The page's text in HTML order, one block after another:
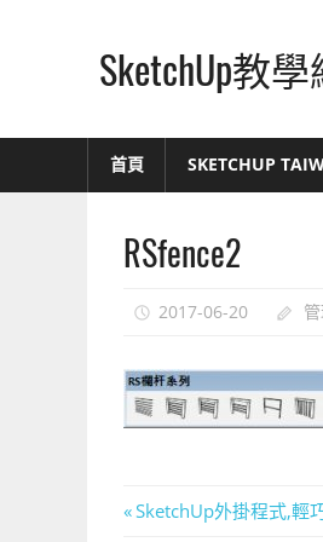
SketchUp教
最
首頁 SKETCHUP
RSfence2
2017-06-20
文
Previous
SketchUp外掛程式,輕